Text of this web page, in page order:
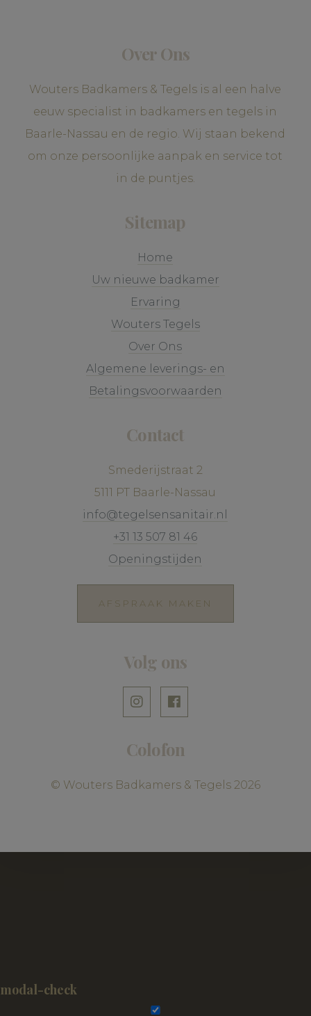
Over Ons
Wouters Badkamers & Tegels is al een halve
eeuw specialist in badkamers en tegels in
Baarle-Nassau en de regio. Wij staan bekend
om onze persoonlijke aanpak en service tot
in de puntjes.
Sitemap
Home
Uw nieuwe badkamer
Ervaring
Wouters Tegels
Over Ons
Algemene leverings- en
Betalingsvoorwaarden
Contact
Smederijstraat 2
5111 PT Baarle-Nassau
info@tegelsensanitair.nl
+31 13 507 81 46
Openingstijden
AFSPRAAK MAKEN
Volg ons
Colofon
© Wouters Badkamers & Tegels 2026
modal-check